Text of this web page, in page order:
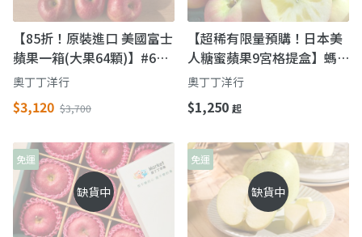
【85折！原裝進口 美國富士
蘋果一箱(大果64顆)】#64
等級 果肉脆甜多汁
奧丁丁洋行
$3,120 $3,700
【超稀有限量預購！日本美
人糖蜜蘋果9宮格提盒】螞
蟻人必吃！年年熱銷沒蜜包
奧丁丁洋行
$1,250 起
缺貨中
免運
缺貨中
免運